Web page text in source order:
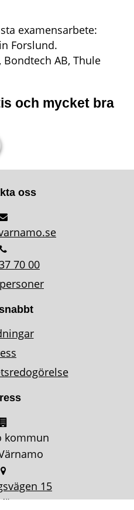
examensarbete:
Forslund.
Bondtech AB, Thule
och mycket bra
oss
70 00
kommun
15